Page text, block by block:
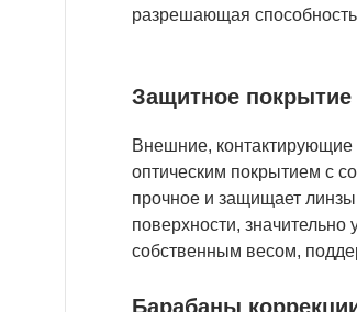
разрешающая способность,
Защитное покрытие
Внешние, контактирующие
оптическим покрытием с
прочное и защищает линзы
поверхности,
собственным весом,
Барабаны